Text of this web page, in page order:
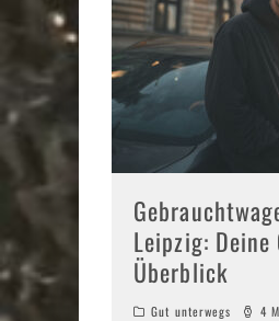
Leipzig:
Überblick
Gut unterwegs 4